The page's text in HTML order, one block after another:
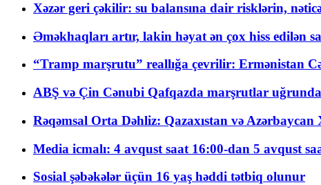
Xəzər geri çəkilir: su balansına dair risklərin,
Əməkhaqları artır, lakin həyat ən çox hiss edilən
“Tramp marşrutu” reallığa çevrilir: Ermənistan
ABŞ və Çin Cənubi Qafqazda marşrutlar
Rəqəmsal Orta Dəhliz: Qazaxıstan və
Media icmalı: 4 avqust saat 16:00-dan 5 avqust
Sosial şəbəkələr üçün 16 yaş həddi tətbiq olunur